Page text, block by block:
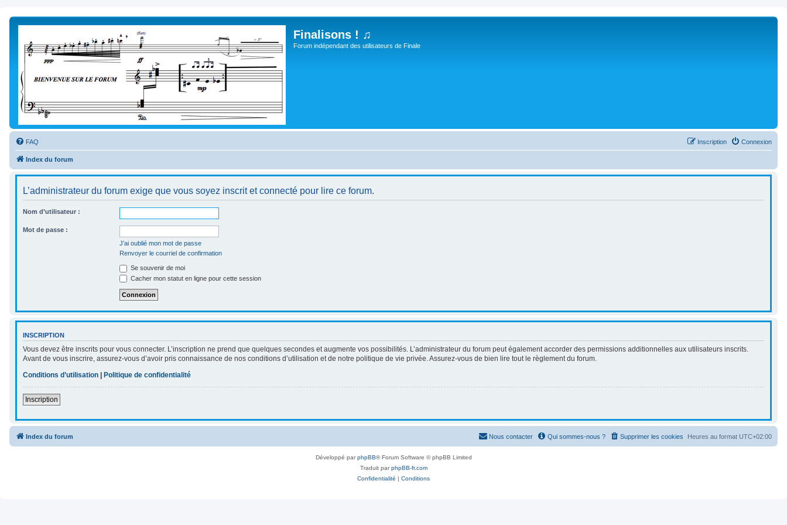
Finalisons ! ♫
Forum indépendant des utilisateurs de Finale
FAQ Connexion
Inscription
Index du forum
L’administrateur du forum exige que vous soyez inscrit et connecté pour lire ce forum.
Nom d’utilisateur :
Mot de passe :
J’ai oublié mon mot de passe
Renvoyer le courriel de confirmation
Se souvenir de moi
Cacher mon statut en ligne pour cette session
INSCRIPTION
Vous devez être inscrits pour vous connecter. L’inscription ne prend que quelques secondes et augmente vos possibilités. L’administrateur du forum peut également accorder des permissions additionnelles aux utilisateurs inscrits.
Avant de vous inscrire, assurez-vous d’avoir pris connaissance de nos conditions d’utilisation et de notre politique de vie privée. Assurez-vous de bien lire tout le règlement du forum.
Conditions d’utilisation | Politique de confidentialité
Inscription
Index du forum Heures au format UTC+02:00
Supprimer les cookies
Qui sommes-nous ?
Nous contacter
Développé parphpBB® Forum Software © phpBB Limited
Traduit parphpBB-fr.com
Confidentialité | Conditions